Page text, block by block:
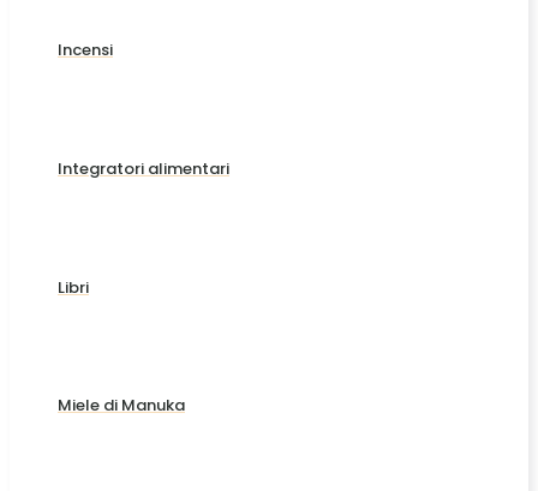
Incensi
Integratori alimentari
Libri
Miele di Manuka